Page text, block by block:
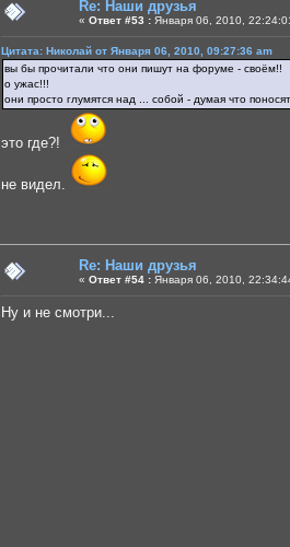
Re: Наши друзья
« Ответ #53 : Января 06, 2010,
Цитата: Николай от Января 06, 2010, 09:27:36 am
вы бы прочитали что они пишут на форуме - своём!!
о ужас!!!
они просто глумятся над ... собой - думая что
это где?!
не видел.
Re: Наши друзья
« Ответ #54 : Января 06, 2010,
Ну и не смотри...